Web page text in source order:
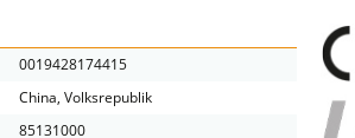
0019428174415
China, Volksrepublik
85131000